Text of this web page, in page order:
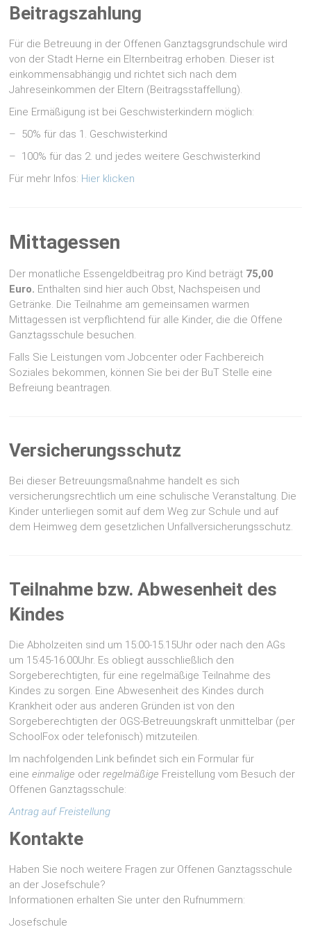
Beitragszahlung
Für die Betreuung in der Offenen Ganztagsgrundschule wird
von der Stadt Herne ein Elternbeitrag erhoben. Dieser ist
einkommensabhängig und richtet sich nach dem
Jahreseinkommen der Eltern (Beitragsstaffellung).
Eine Ermäßigung ist bei Geschwisterkindern möglich:
– 50% für das 1. Geschwisterkind
– 100% für das 2. und jedes weitere Geschwisterkind
Für mehr Infos: Hier klicken
Mittagessen
Der monatliche Essengeldbeitrag pro Kind beträgt 75,00
Euro. Enthalten sind hier auch Obst, Nachspeisen und
Getränke. Die Teilnahme am gemeinsamen warmen
Mittagessen ist verpflichtend für alle Kinder, die die Offene
Ganztagsschule besuchen.
Falls Sie Leistungen vom Jobcenter oder Fachbereich
Soziales bekommen, können Sie bei der BuT Stelle eine
Befreiung beantragen.
Versicherungsschutz
Bei dieser Betreuungsmaßnahme handelt es sich
versicherungsrechtlich um eine schulische Veranstaltung. Die
Kinder unterliegen somit auf dem Weg zur Schule und auf
dem Heimweg dem gesetzlichen Unfallversicherungsschutz.
Teilnahme bzw. Abwesenheit des
Kindes
Die Abholzeiten sind um 15:00-15.15Uhr oder nach den AGs
um 15:45-16.00Uhr. Es obliegt ausschließlich den
Sorgeberechtigten, für eine regelmäßige Teilnahme des
Kindes zu sorgen. Eine Abwesenheit des Kindes durch
Krankheit oder aus anderen Gründen ist von den
Sorgeberechtigten der OGS-Betreuungskraft unmittelbar (per
SchoolFox oder telefonisch) mitzuteilen.
Im nachfolgenden Link befindet sich ein Formular für
eineeinmalige oderregelmäßige Freistellung vom Besuch der
Offenen Ganztagsschule:
Antrag auf Freistellung
Kontakte
Haben Sie noch weitere Fragen zur Offenen Ganztagsschule
an der Josefschule?
Informationen erhalten Sie unter den Rufnummern:
Josefschule